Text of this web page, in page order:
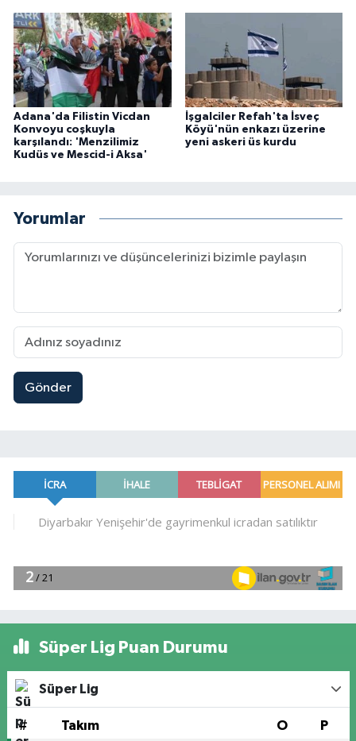
Adana'da Filistin Vicdan
Konvoyu coşkuyla
karşılandı: 'Menzilimiz
Kudüs ve Mescid-i Aksa'
İşgalciler Refah'ta İsveç
Köyü'nün enkazı üzerine
yeni askeri üs kurdu
Yorumlar
Gönder
Süper Lig Puan Durumu
Süper Lig
# Takım O P